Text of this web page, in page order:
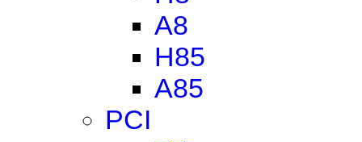
A8
H85
A85
PCI